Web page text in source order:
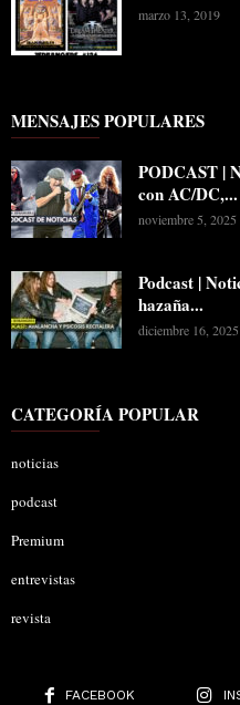
marzo 13, 2019
MENSAJES POPULARES
PODCAST |
con AC/DC,...
noviembre 5, 2025
Podcast |
hazaña...
diciembre 16, 2025
CATEGORÍA POPULAR
noticias
podcast
Premium
entrevistas
revista
FACEBOOK